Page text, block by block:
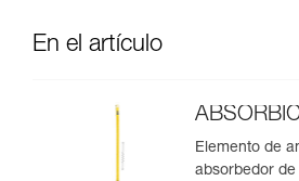
En el artículo
Elemento de
absorbedor